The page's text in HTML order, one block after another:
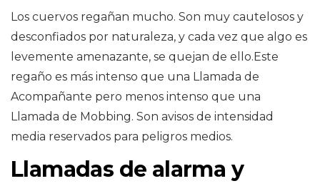
Los cuervos regañan mucho. Son muy cautelosos y
desconfiados por naturaleza, y cada vez que algo es
levemente amenazante, se quejan de ello.Este
regaño es más intenso que una Llamada de
Acompañante pero menos intenso que una
Llamada de Mobbing. Son avisos de intensidad
media reservados para peligros medios.
Llamadas de alarma y